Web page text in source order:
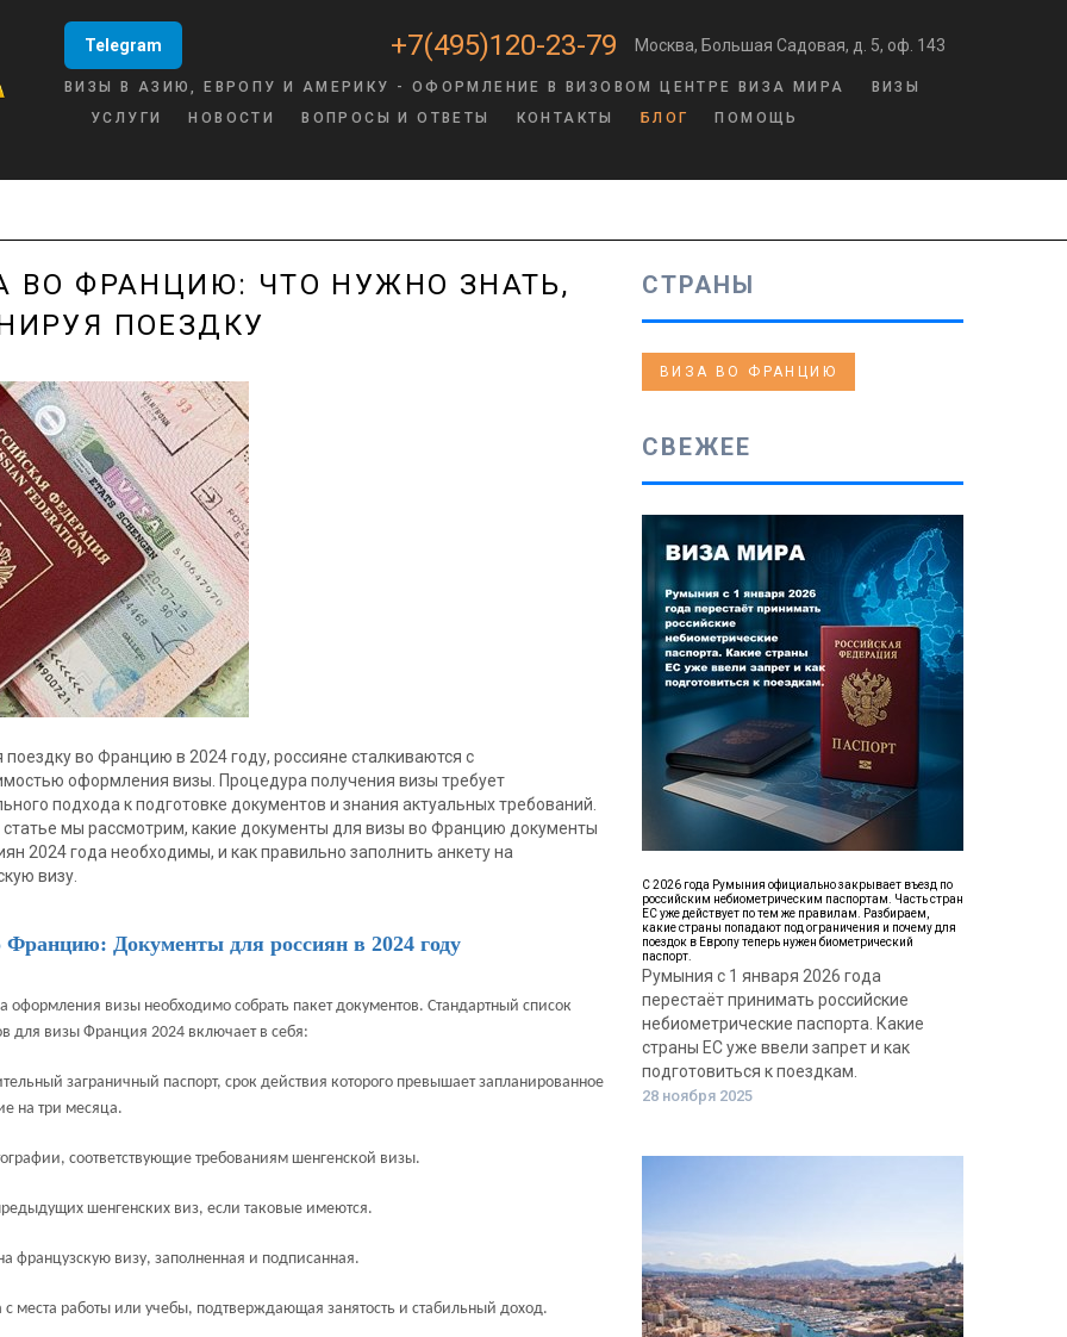
Москва, Большая Садовая, д. 5, оф. 143
+7(495)120-23-79
Telegram
ВИЗЫ В АЗИЮ, ЕВРОПУ И АМЕРИКУ - ОФОРМЛЕНИЕ В ВИЗОВОМ ЦЕНТРЕ ВИЗА МИРА
ВИЗЫ
УСЛУГИ
НОВОСТИ ВОПРОСЫ И ОТВЕТЫ КОНТАКТЫ БЛОГ ПОМОЩЬ
ВО ФРАНЦИЮ: ЧТО НУЖНО ЗНАТЬ,
ПОЕЗДКУ
поездку во Францию в 2024 году, россияне сталкиваются с
оформления визы. Процедура получения визы требует
подхода к подготовке документов и знания актуальных требований.
мы рассмотрим, какие документы для визы во Францию документы
2024 года необходимы, и как правильно заполнить анкету на
визу.
Францию: Документы для россиян в 2024 году
оформления визы необходимо собрать пакет документов. Стандартный список
для визы Франция 2024 включает в себя:
заграничный паспорт, срок действия которого превышает запланированное
на три месяца.
соответствующие требованиям шенгенской визы.
шенгенских виз, если таковые имеются.
французскую визу, заполненная и подписанная.
с места работы или учебы, подтверждающая занятость и стабильный доход.
СТРАНЫ
ВИЗА ВО ФРАНЦИЮ
СВЕЖЕЕ
С 2026 года Румыния официально закрывает въезд по
российским небиометрическим паспортам. Часть стран
ЕС уже действует по тем же правилам. Разбираем,
какие страны попадают под ограничения и почему для
поездок в Европу теперь нужен биометрический
паспорт.
Румыния с 1 января 2026 года
перестаёт принимать российские
небиометрические паспорта. Какие
страны ЕС уже ввели запрет и как
подготовиться к поездкам.
28 ноября 2025